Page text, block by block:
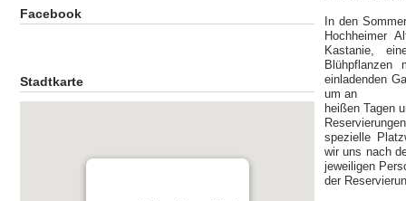
Facebook
Stadtkarte
In den
Hochheimer
Kastanie,
Blühpflanzen
einladenden
um an
heißen Tagen
spezielle
wir uns nach
jeweiligen
der